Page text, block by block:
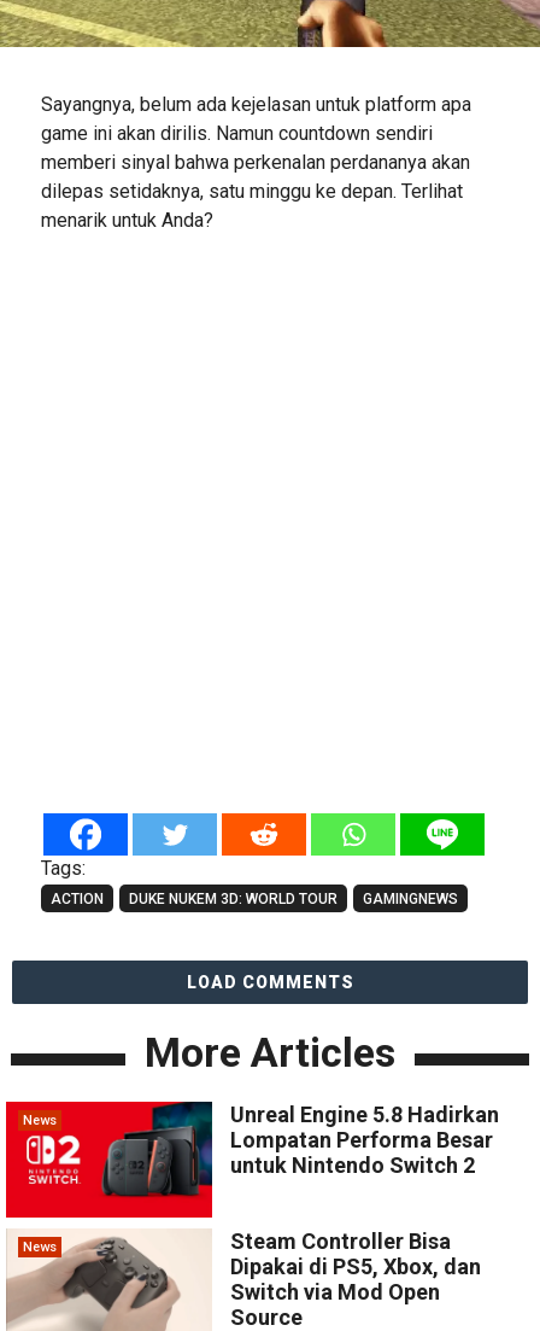
Sayangnya, belum ada kejelasan untuk platform apa
game ini akan dirilis. Namun countdown sendiri
memberi sinyal bahwa perkenalan perdananya akan
dilepas setidaknya, satu minggu ke depan. Terlihat
menarik untuk Anda?
Tags:
ACTION DUKE NUKEM 3D: WORLD TOUR GAMINGNEWS
LOAD COMMENTS
More Articles
News
Unreal Engine 5.8 Hadirkan
Lompatan Performa Besar
untuk Nintendo Switch 2
News
Steam Controller Bisa
Dipakai di PS5, Xbox, dan
Switch via Mod Open
Source